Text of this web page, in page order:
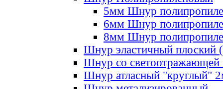
5мм Шнур
6мм Шнур
8мм Шнур
Шнур эластичный плоский
Шнур со светоотражающей
Шнур атласный "круглый"